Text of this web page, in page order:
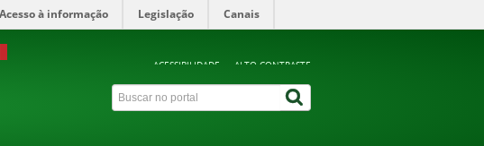
Acesso à informação Legislação Canais
ACESSIBILIDADE ALTO CONTRASTE